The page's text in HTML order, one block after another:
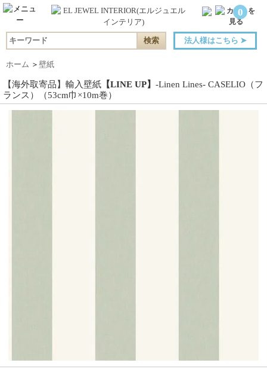
0
法人様はこちら ➤
ホーム ＞ 壁紙
【海外取寄品】輸入壁紙 【LINE UP】 -Linen Lines- CASELIO（フ
ランス）（53cm巾×10m巻）